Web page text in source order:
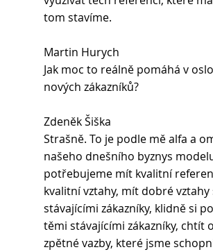
tom stavíme.
Martin Hurych
Jak moc to reálně pomáhá v
nových zákazníků?
Zdeněk Šiška
Strašně. To je podle mě alfa a
našeho dnešního byznys
potřebujeme mít kvalitní
kvalitní vztahy, mít dobré vztahy
stávajícími zákazníky, klidně si
těmi stávajícími zákazníky, chtít
zpětné vazby, které jsme